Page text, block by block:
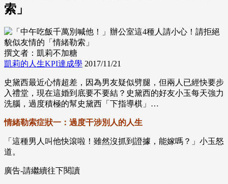
索」
撰文者：凱莉不加糖
凱莉的人生KPI達成學 2017/11/21
史黛西最近心情超差，因為男友疑似劈腿，但兩人已經快要步
入禮堂，現在這婚到底要不要結？史黛西的好友小玉每天強力
洗腦，過度積極的幫史黛西「下指導棋」…
情緒勒索症狀一：過度干涉別人的人生
「這種男人叫他快滾啦！雖然沒抓到證據，能嫁嗎？」小玉怒
道。
廣告-請繼續往下閱讀